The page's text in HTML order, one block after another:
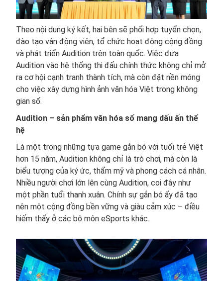
Theo nội dung ký kết, hai bên sẽ phối hợp tuyển chọn,
đào tạo vận động viên, tổ chức hoạt động cộng đồng
và phát triển Audition trên toàn quốc. Việc đưa
Audition vào hệ thống thi đấu chính thức không chỉ mở
ra cơ hội cạnh tranh thành tích, mà còn đặt nền móng
cho việc xây dựng hình ảnh văn hóa Việt trong không
gian số.
Audition – sản phẩm văn hóa số mang dấu ấn thế
hệ
Là một trong những tựa game gắn bó với tuổi trẻ Việt
hơn 15 năm, Audition không chỉ là trò chơi, mà còn là
biểu tượng của ký ức, thẩm mỹ và phong cách cá nhân.
Nhiều người chơi lớn lên cùng Audition, coi đây như
một phần tuổi thanh xuân. Chính sự gắn bó ấy đã tạo
nên một cộng đồng bền vững và giàu cảm xúc – điều
hiếm thấy ở các bộ môn eSports khác.